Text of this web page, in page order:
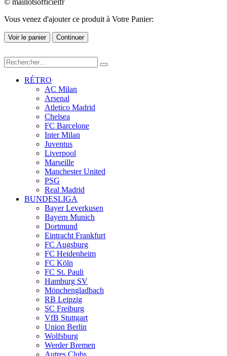
© maillotsofficielfr
Vous venez d'ajouter ce produit à Votre Panier:
Voir le panier Continuer
RÉTRO
AC Milan
Arsenal
Atletico Madrid
Chelsea
FC Barcelone
Inter Milan
Juventus
Liverpool
Marseille
Manchester United
PSG
Real Madrid
BUNDESLIGA
Bayer Leverkusen
Bayern Munich
Dortmund
Eintracht Frankfurt
FC Augsburg
FC Heidenheim
FC Köln
FC St. Pauli
Hamburg SV
Mönchengladbach
RB Leipzig
SC Freiburg
VfB Stuttgart
Union Berlin
Wolfsburg
Werder Bremen